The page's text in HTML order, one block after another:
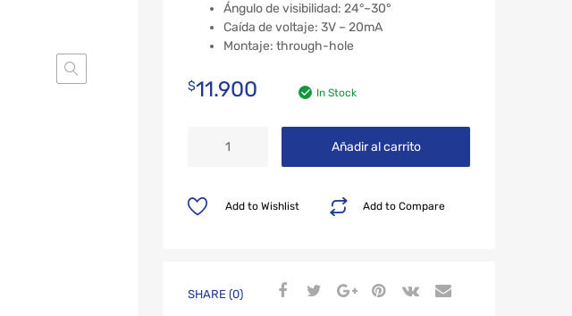
Ángulo de visibilidad: 24°~30°
Caída de voltaje: 3V – 20mA
Montaje: through-hole
$11.900 In Stock
Añadir al carrito
Add to Compare
Add to Wishlist
SHARE (0)